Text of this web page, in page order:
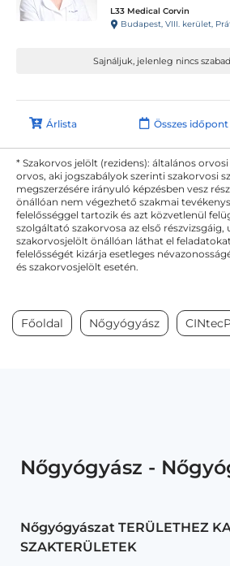
L33 Medical Corvin
Budapest, VIII. kerület,
Sajnáljuk, jelenleg nincs
Árlista Összes időpont
* Szakorvos jelölt (rezidens): általános
orvos, aki jogszabályok szerinti szakorvosi
megszerzésére irányuló képzésben vesz
önállóan nem végezhető szakmai
felelősséggel tartozik és azt közvetlenül
szolgáltató szakorvosa az első részvizsgáig,
szakorvosjelölt önállóan láthat el
felelősségét kizárja esetleges
és szakorvosjelölt esetén.
Főoldal Nőgyógyász
Nőgyógyász -
Nőgyógyászat TERÜLETHEZ
SZAKTERÜLETEK